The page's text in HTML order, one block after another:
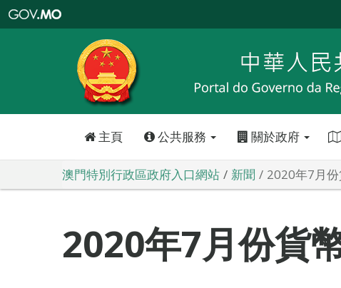
特
政
區
政
口
主頁 公共服務 關於政府
澳門特別行政區政府入口網站 新聞 2020年7月
2020年7月份貨